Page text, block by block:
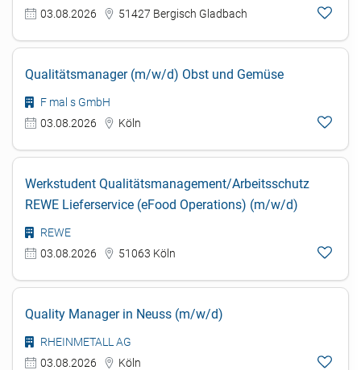
03.08.2026
51427 Bergisch Gladbach
Qualitätsmanager (m/w/d) Obst und Gemüse
F mal s GmbH
03.08.2026
Köln
Werkstudent Qualitätsmanagement/Arbeitsschutz
REWE Lieferservice (eFood Operations) (m/w/d)
REWE
03.08.2026
51063 Köln
Quality Manager in Neuss (m/w/d)
RHEINMETALL AG
03.08.2026
Köln